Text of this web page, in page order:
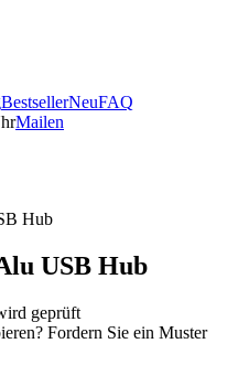
BestsellerNeuFAQ
Mailen
Hub
USB Hub
geprüft
Fordern Sie ein Muster